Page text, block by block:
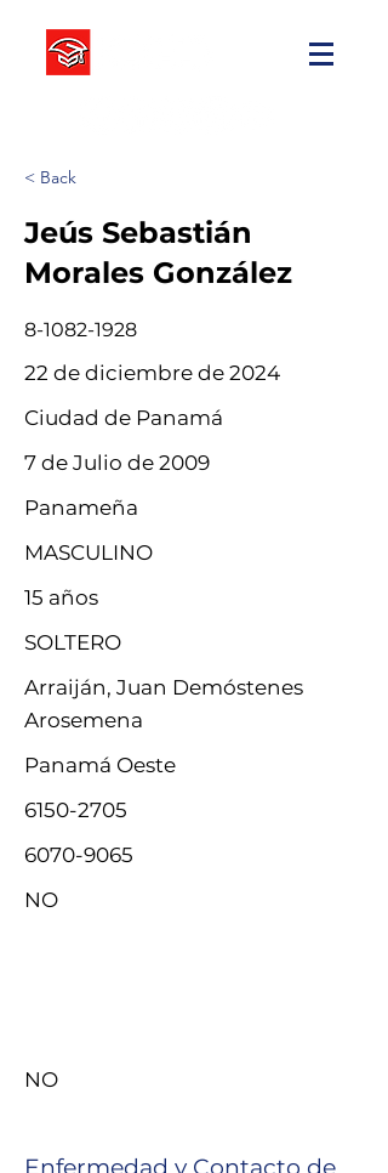
< Back
Jeús Sebastián
Morales González
8-1082-1928
22 de diciembre de 2024
Ciudad de Panamá
7 de Julio de 2009
Panameña
MASCULINO
15 años
SOLTERO
Arraiján, Juan Demóstenes
Arosemena
Panamá Oeste
6150-2705
6070-9065
NO
NO